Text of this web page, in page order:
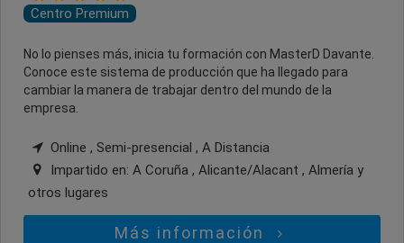
Centro Premium
No lo pienses más, inicia tu formación con MasterD Davante.
Conoce este sistema de producción que ha llegado para
cambiar la manera de trabajar dentro del mundo de la
empresa.
Online , Semi-presencial , A Distancia
Impartido en: A Coruña , Alicante/Alacant , Almería y
otros lugares
Más información